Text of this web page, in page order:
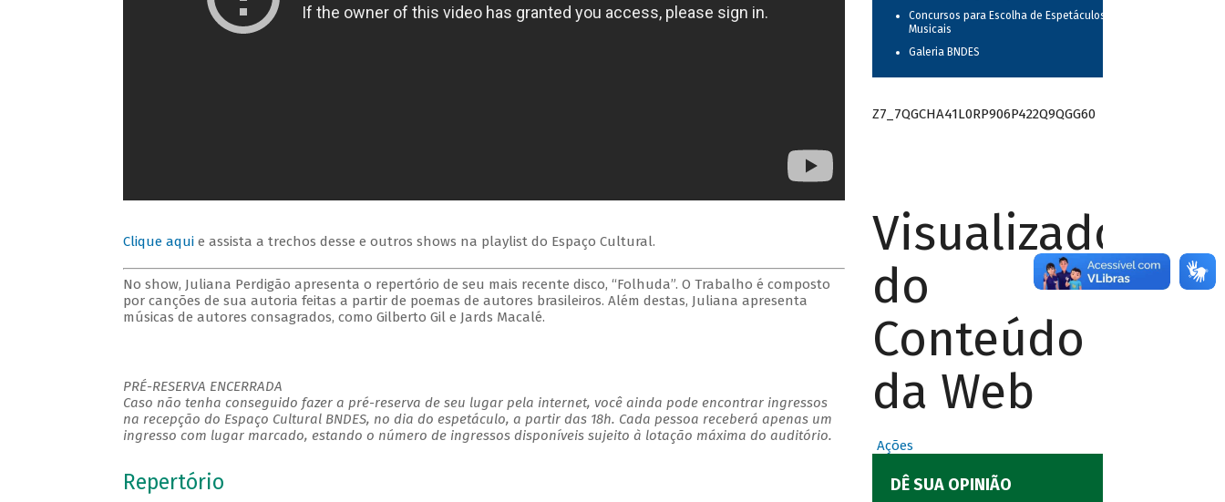
Clique aquie assista a trechos desse e outros shows na playlist do Espaço Cultural.
No show, Juliana Perdigão apresenta o repertório de seu mais recente disco, “Folhuda”. O Trabalho é composto
por canções de sua autoria feitas a partir de poemas de autores brasileiros. Além destas, Juliana apresenta
músicas de autores consagrados, como Gilberto Gil e Jards Macalé.
PRÉ-RESERVA ENCERRADA
Caso não tenha conseguido fazer a pré-reserva de seu lugar pela internet, você ainda pode encontrar ingressos
na recepção do Espaço Cultural BNDES, no dia do espetáculo, a partir das 18h. Cada pessoa receberá apenas um
ingresso com lugar marcado, estando o número de ingressos disponíveis sujeito à lotação máxima do auditório.
Repertório
Concursos para Escolha de Espetáculos
Musicais
Galeria BNDES
Z7_7QGCHA41L0RP906P422Q9QGG60
Visualizador
do
Conteúdo
da Web
Ações
DÊ SUA OPINIÃO